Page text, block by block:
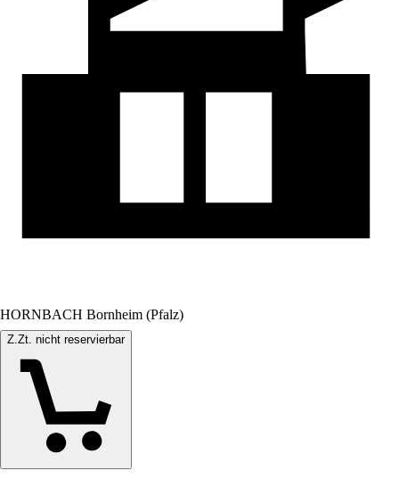
HORNBACH Bornheim (Pfalz)
Z.Zt. nicht reservierbar